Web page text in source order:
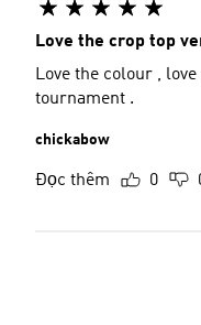
Love the crop top
Love the colour ,
tournament .
chickabow
Đọc thêm 0